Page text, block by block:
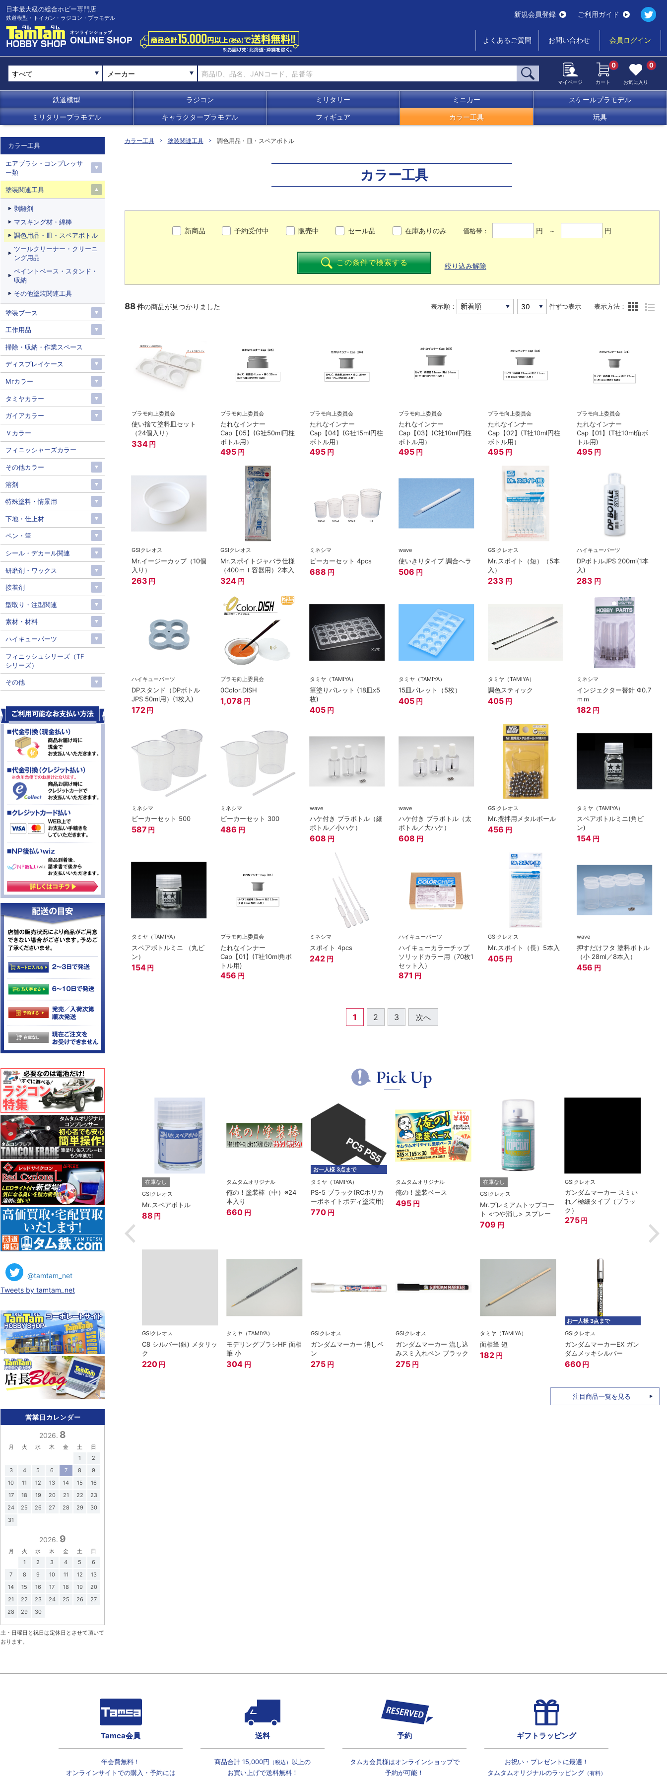
日本最大級の総合ホビー専門店
鉄道模型・トイガン・ラジコン・プラモデル 新規会員登録 ご利用ガイド
よくあるご質問 お問い合わせ 会員ログイン
メーカー
マイページ カート
0
お気に入り
0
鉄道模型 ラジコン ミリタリー ミニカー スケールプラモデル
ミリタリープラモデル キャラクタープラモデル フィギュア カラー工具 玩具
カラー工具 塗装関連工具 調色用品・皿・スペアボトル
カラー工具
新商品 予約受付中 販売中 セール品 在庫ありのみ 価格帯： 円 ～ 円
この条件で検索する 絞り込み解除
88件の商品が見つかりました 表示順： 件ずつ表示 表示方法：
プラモ向上委員会
使い捨て塗料皿セット
（24個入り）
334 円
プラモ向上委員会
たれなインナー
Cap【05】(G社50ml円柱
ボトル用）
495 円
プラモ向上委員会
たれなインナー
Cap【04】(G社15ml円柱
ボトル用）
495 円
プラモ向上委員会
たれなインナー
Cap【03】(C社10ml円柱
ボトル用）
495 円
プラモ向上委員会
たれなインナー
Cap【02】(T社10ml円柱
ボトル用）
495 円
プラモ向上委員会
たれなインナー
Cap【01】(T社10ml角ボ
トル用)
495 円
GSIクレオス
Mr.イージーカップ（10個
入り）
263 円
GSIクレオス
Mr.スポイトジャバラ仕様
（400ｍｌ容器用）2本入
324 円
ミネシマ
ビーカーセット 4pcs
688 円
wave
使いきりタイプ 調合ヘラ
506 円
GSIクレオス
Mr.スポイト（短）（5本
入）
233 円
ハイキューパーツ
DPボトルJPS 200ml(1本
入)
283 円
ハイキューパーツ
DPスタンド（DPボトル
JPS 50ml用）(1枚入)
172 円
プラモ向上委員会
0Color.DISH
1,078 円
タミヤ（TAMIYA）
筆塗りパレット (18皿x5
枚)
405 円
タミヤ（TAMIYA）
15皿パレット（5枚）
405 円
タミヤ（TAMIYA）
調色スティック
405 円
ミネシマ
インジェクター替針 Φ0.7
ｍｍ
182 円
ミネシマ
ビーカーセット 500
587 円
ミネシマ
ビーカーセット 300
486 円
wave
ハケ付き プラボトル（細
ボトル／小ハケ）
608 円
wave
ハケ付き プラボトル（太
ボトル／大ハケ）
608 円
GSIクレオス
Mr.攪拌用メタルボール
456 円
タミヤ（TAMIYA）
スペアボトルミニ(角ビ
ン)
154 円
タミヤ（TAMIYA）
スペアボトルミニ （丸ビ
ン）
154 円
プラモ向上委員会
たれなインナー
Cap【01】(T社10ml角ボ
トル用)
456 円
ミネシマ
スポイト 4pcs
242 円
ハイキューパーツ
ハイキューカラーチップ
ソリッドカラー用（70枚1
セット入）
871 円
GSIクレオス
Mr.スポイト（長）5本入
405 円
wave
押すだけフタ 塗料ボトル
（小 28ml／8本入）
456 円
1 2 3 次へ
Pick Up
ーカーEX 光の
ー
在庫なし
GSIクレオス
Mr.サーフェイサー1000
スプレー（徳用）
608円
在庫なし
GSIクレオス
Mr.スペアボトル
88 円
タムタムオリジナル
俺の！塗装棒（中）※24
本入り
660 円
お一人様 3点まで
タミヤ（TAMIYA）
PS-5 ブラック(RCポリカ
ーボネイトボディ塗装用)
770 円
タムタムオリジナル
俺の！塗装ベース
495 円
在庫なし
GSIクレオス
Mr.プレミアムトップコー
ト <つや消し> スプレー
709 円
GSIクレオス
ガンダムマーカー スミい
れ／極細タイプ（ブラッ
ク）
275 円
GSIクレオス
C8 シルバー(銀) メタリッ
ク
220 円
タミヤ（TAMIYA）
モデリングブラシHF 面相
筆 小
304 円
GSIクレオス
ガンダムマーカー 消しペ
ン
275 円
GSIクレオス
ガンダムマーカー 流し込
みスミ入れペン ブラック
275 円
タミヤ（TAMIYA）
面相筆 短
182 円
お一人様 3点まで
GSIクレオス
ガンダムマーカーEX ガン
ダムメッキシルバー
660 円
注目商品一覧を見る
カラー工具
エアブラシ・コンプレッサ
ー類
塗装関連工具
剥離剤
マスキング材・綿棒
調色用品・皿・スペアボトル
ツールクリーナー・クリーニ
ング用品
ペイントベース・スタンド・
収納
その他塗装関連工具
塗装ブース
工作用品
掃除・収納・作業スペース
ディスプレイケース
Mrカラー
タミヤカラー
ガイアカラー
Ｖカラー
フィニッシャーズカラー
その他カラー
溶剤
特殊塗料・情景用
下地・仕上材
ペン・筆
シール・デカール関連
研磨剤・ワックス
接着剤
型取り・注型関連
素材・材料
ハイキューパーツ
フィニッシュシリーズ（TF
シリーズ）
その他
@tamtam_net
Tweets by tamtam_net
営業日カレンダー
2026. 8
月 火 水 木 金 土
日
1
2
3
4 5 6 7 8
9
10
11 12 13 14 15
16
17
18 19 20 21 22
23
24
25 26 27 28 29
30
31
2026. 9
月 火 水 木 金 土
日
1
2 3 4 5
6
7
8 9 10 11 12
13
14
15 16 17 18 19
20
21
22 23 24 25 26
27
28
29 30
土・日曜日と祝日は定休日とさせて頂いて
おります。
Tamca会員
年会費無料！
オンラインサイトでの購入・予約には
送料
商品合計 15,000円 （税込） 以上の
お買い上げで送料無料！
予約
タムカ会員様はオンラインショップで
予約が可能！
ギフトラッピング
お祝い・プレゼントに最適！
タムタムオリジナルのラッピング （有料）